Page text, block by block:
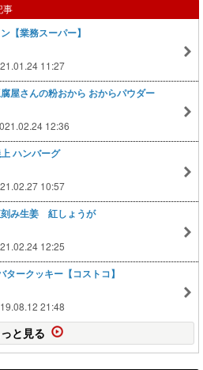
事
【業務スーパー】
11:27
腐屋さんの粉おから おからパウダー
12:36
ハンバーグ
10:57
刻み生姜 紅しょうが
12:25
ークッキー【コストコ】
21:48
と見る